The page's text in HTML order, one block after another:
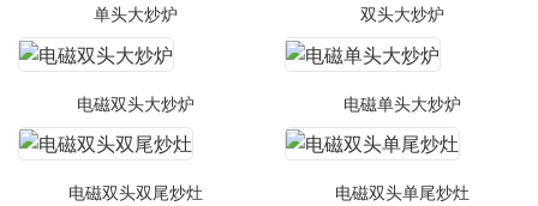
单头大炒炉 双头大炒炉
电磁双头大炒炉 电磁单头大炒炉
电磁双头双尾炒灶 电磁双头单尾炒灶